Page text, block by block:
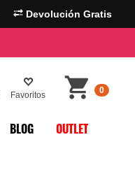
Devolución Gratis
Favoritos 0
BLOG OUTLET